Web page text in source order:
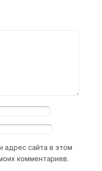
адрес сайта в этом
комментариев.